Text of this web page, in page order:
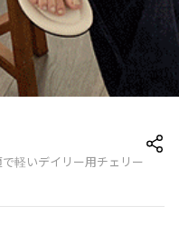
軽いデイリー用チェリー